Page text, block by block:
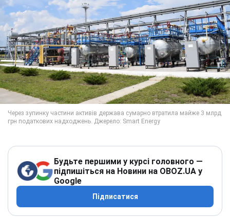
Будьте першими у курсі головного —
підпишіться на Новини на OBOZ.UA у
Google
Підписатися